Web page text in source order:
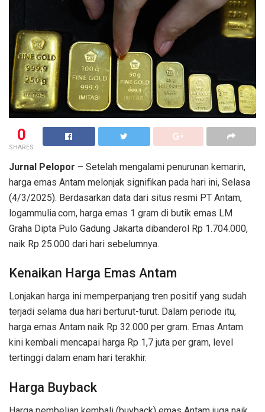
0
SHARES
Jurnal Pelopor – Setelah mengalami penurunan kemarin,
harga emas Antam melonjak signifikan pada hari ini, Selasa
(4/3/2025). Berdasarkan data dari situs resmi PT Antam,
logammulia.com, harga emas 1 gram di butik emas LM
Graha Dipta Pulo Gadung Jakarta dibanderol Rp 1.704.000,
naik Rp 25.000 dari hari sebelumnya.
Kenaikan Harga Emas Antam
Lonjakan harga ini memperpanjang tren positif yang sudah
terjadi selama dua hari berturut-turut. Dalam periode itu,
harga emas Antam naik Rp 32.000 per gram. Emas Antam
kini kembali mencapai harga Rp 1,7 juta per gram, level
tertinggi dalam enam hari terakhir.
Harga Buyback